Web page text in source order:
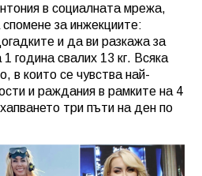
в социалната мрежа,
за инжекциите:
и да ви разкажа за
година свалих 13 кг. Всяка
в които се чувства най-
и раждания в рамките на 4
три пъти на ден по